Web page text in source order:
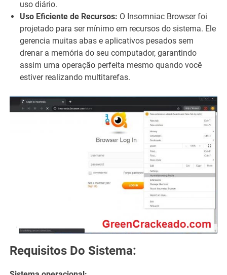
uso diário.
Uso Eficiente de Recursos: O Insomniac Browser foi
projetado para ser mínimo em recursos do sistema. Ele
gerencia muitas abas e aplicativos pesados ​​sem
drenar a memória do seu computador, garantindo
assim uma operação perfeita mesmo quando você
estiver realizando multitarefas.
Requisitos Do Sistema: